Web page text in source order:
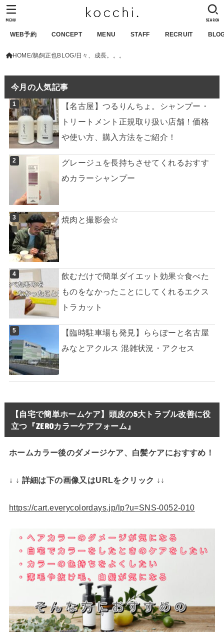
WEB予約 CONCEPT MENU STAFF RECRUIT
SEARCH
MENU
HOME 鵜飼正也BLOG 日々、成長。。。
今月の人気記事
【名古屋】つるりんちょ。シャンプー・
トリートメント正規取り扱い店舗！価格
や使い方、購入方法をご紹介！
グレージュを長持ちさせてくれるおすす
めカラーシャンプー
焼肉と撮影会☆
飲むだけで簡単ダイエット効果☆食べた
ものをなかったことにしてくれるエクス
トラカット
【臨時駐車場も発見】ららぽーと名古屋
みなとアクルス 混雑状況・アクセス
【自宅で簡単ホームケア】頭皮の5大トラブル改善に役
立つ『ZEROカラーケアフォーム』
ホームカラー後のダメージケア、白髪ケアにおすすめ！
↓ ↓ 詳細は下の画像又はURLをクリック ↓↓
https://cart.everycolordays.jp/lp?u=SNS-0052-010